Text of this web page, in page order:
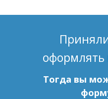
оформлять
Тогда вы